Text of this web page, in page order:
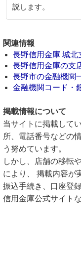
説します。
関連情報
長野信用金庫 城北
長野信用金庫の支
長野市の金融機関
金融機関コード・
掲載情報について
当サイトに掲載して
所、電話番号などの
う努めています。
しかし、店舗の移転
により、 掲載内容が
振込手続き、口座登
信用金庫公式サイト